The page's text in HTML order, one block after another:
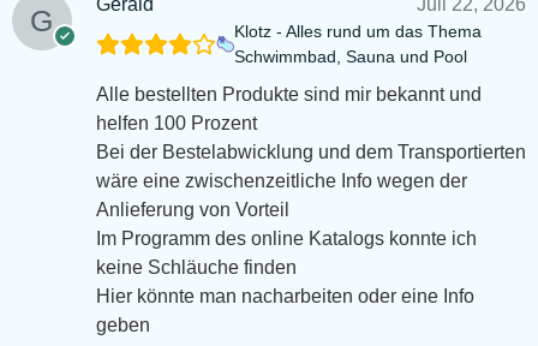
Klotz - Alles rund um das Thema
Schwimmbad, Sauna und Pool
Alle bestellten Produkte sind mir bekannt und
helfen 100 Prozent
Bei der Bestelabwicklung und dem Transportierten
wäre eine zwischenzeitliche Info wegen der
Anlieferung von Vorteil
Im Programm des online Katalogs konnte ich
keine Schläuche finden
Hier könnte man nacharbeiten oder eine Info
geben